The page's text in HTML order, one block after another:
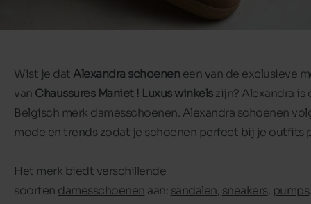
Wist je dat Alexandra schoenen een van de exclusieve
van Chaussures Maniet ! Luxus winkelszijn? Alexandra is
Belgisch merk damesschoenen. Alexandra schoenen
mode en trends zodat je schoenen perfect bij je outfits
Het merk biedt verschillende
soorten damesschoenen aan: sandalen, sneakers, pumps